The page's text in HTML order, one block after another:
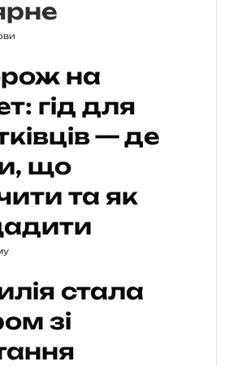
на
гід для
— де
що
та як
стала
зі